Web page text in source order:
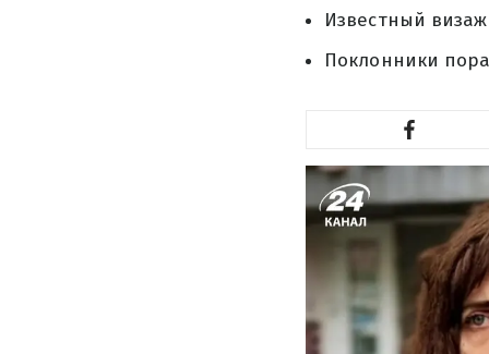
Известный
Поклонники